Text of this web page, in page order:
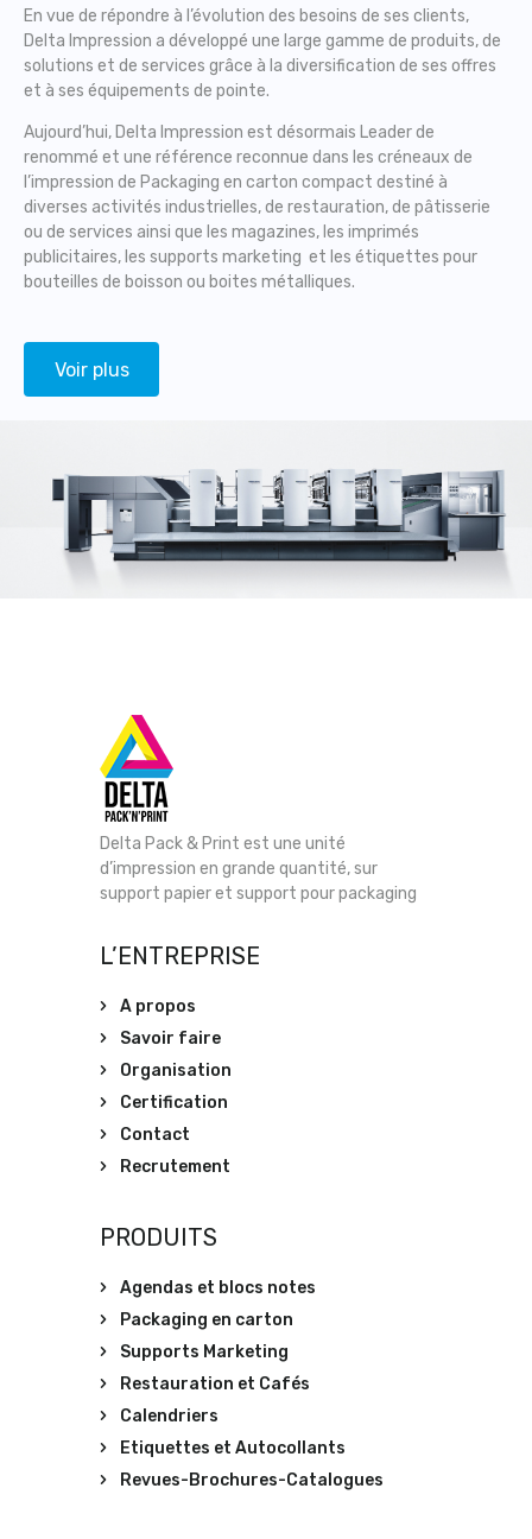
En vue de répondre à l’évolution des besoins de ses clients,
Delta Impression a développé une large gamme de produits, de
solutions et de services grâce à la diversification de ses offres
et à ses équipements de pointe.
Aujourd’hui, Delta Impression est désormais Leader de
renommé et une référence reconnue dans les créneaux de
l’impression de Packaging en carton compact destiné à
diverses activités industrielles, de restauration, de pâtisserie
ou de services ainsi que les magazines, les imprimés
publicitaires, les supports marketing et les étiquettes pour
bouteilles de boisson ou boites métalliques.
Voir plus
Delta Pack & Print est une unité
d’impression en grande quantité, sur
support papier et support pour packaging
L’ENTREPRISE
A propos
Savoir faire
Organisation
Certification
Contact
Recrutement
PRODUITS
Agendas et blocs notes
Packaging en carton
Supports Marketing
Restauration et Cafés
Calendriers
Etiquettes et Autocollants
Revues-Brochures-Catalogues